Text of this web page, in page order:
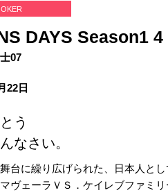
DAYS Season1 4
07
22日
う
なさい。
台に繰り広げられた、日本人と
ヴェーラＶＳ．ケイレブファミリ